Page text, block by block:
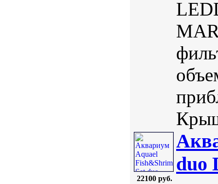
22100 руб.
duo